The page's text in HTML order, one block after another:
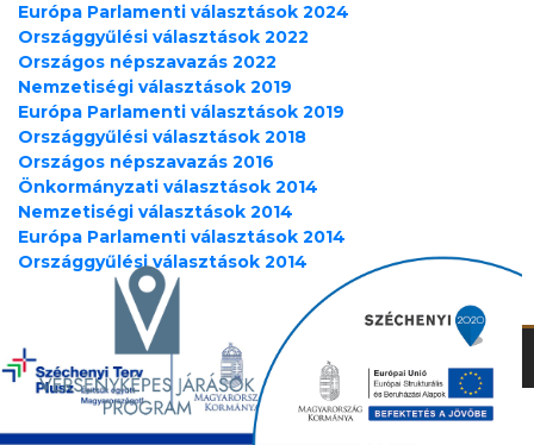
Európa Parlamenti választások 2024
Országgyűlési választások 2022
Országos népszavazás 2022
Nemzetiségi választások 2019
Európa Parlamenti választások 2019
Országgyűlési választások 2018
Országos népszavazás 2016
Önkormányzati választások 2014
Nemzetiségi választások 2014
Európa Parlamenti választások 2014
Országgyűlési választások 2014
Adatkezlési tájékoztató (GDPR) Copyright ©
rudolftelep.hu | kód:Humán Kft.